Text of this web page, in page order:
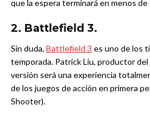
que la espera terminará en menos
2. Battlefield 3.
Sin duda, Battlefield 3 es uno de los
temporada. Patrick Liu, productor
versión será una experiencia
de los juegos de acción en primera
Shooter).